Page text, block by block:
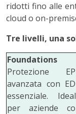
ridotti fino alle
cloud o on-
Tre livelli, una
Foundations
Protezione
avanzata con
essenziale.
per aziende